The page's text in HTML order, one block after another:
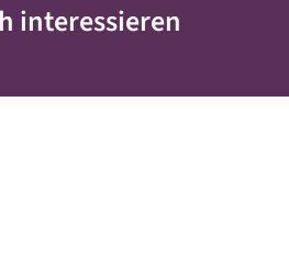
interessieren